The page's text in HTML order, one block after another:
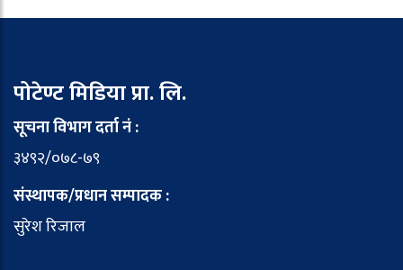
पोटेण्ट मिडिया प्रा. लि.
सूचना विभाग दर्ता नं :
३४९२/०७८-७९
संस्थापक/प्रधान सम्पादक :
सुरेश रिजाल